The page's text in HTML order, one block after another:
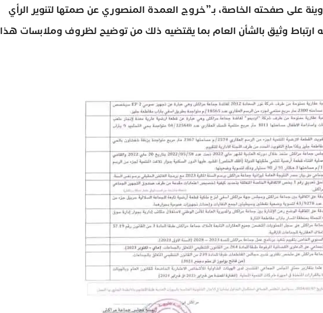
على صفحته الخاصة، بـ”خروج العمدة المنصوري عن صمتها لتنوير الرأي
ارتباط وثيق بالشأن العام بما يقتضيه ذلك من توضيح لظروف وملابسات هذا